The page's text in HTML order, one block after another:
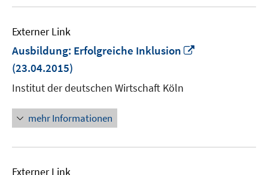
Externer Link
Ausbildung: Erfolgreiche Inklusion
(23.04.2015)
Institut der deutschen Wirtschaft Köln
mehr Informationen
Externer Link